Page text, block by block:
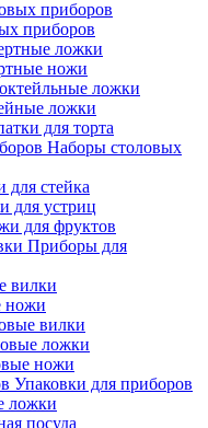
приборов
ложки
ножи
ложки
ложки
для торта
Наборы столовых
стейка
для устриц
для фруктов
Приборы для
вилки
ножи
вилки
ложки
ножи
Упаковки для приборов
ложки
посуда